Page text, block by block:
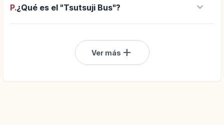
P.¿Qué es el "Tsutsuji Bus"? keyboard_arrow_down
Ver más add